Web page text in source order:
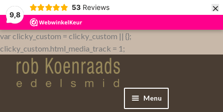
9,8
53 Reviews ×
var clicky_custom = clicky_custom || {};
clicky_custom.html_media_track = 1;
Menu